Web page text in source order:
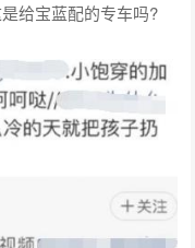
给宝蓝配的专车吗?